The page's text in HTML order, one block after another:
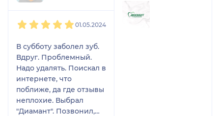
01.05.2024
В субботу заболел зуб.
Вдруг. Проблемный.
Надо удалять. Поискал в
интернете, что
поближе, да где отзывы
неплохие. Выбрал
"Диамант". Позвонил,